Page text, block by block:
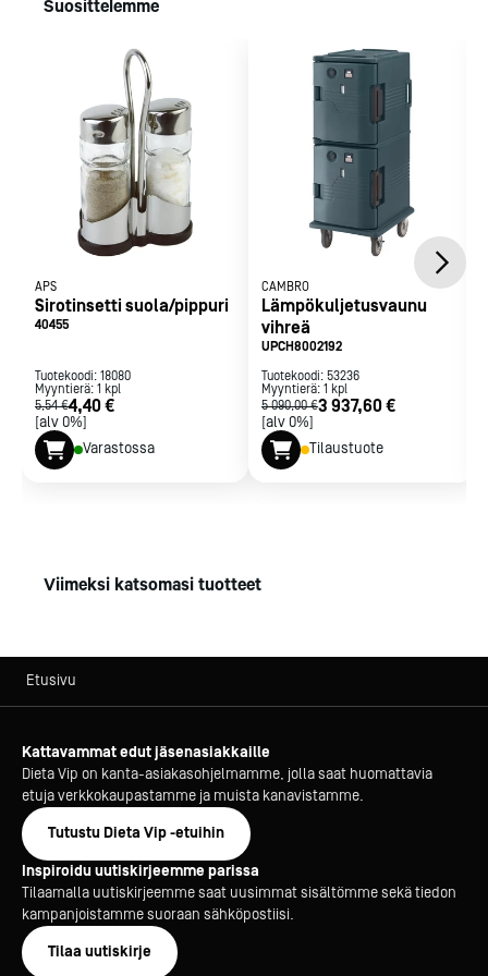
Kammion sisälämpötila 65-74 C°
Pyörät 127 mm, joista kaksi kääntyvää ja yksi lukittava
Johdeväli 2,5cm
Kapasiteetti
12 x GN 1/1-65 astiaa tai
8x GN 1/1-100 astiaa tai
6 x GN 1/1-150 astiaa tai
4 x GN 1/1-200 astiaa
Suosittelemme
APS
Sirotinsetti suola/pippuri
40455
Tuotekoodi: 18080
Myyntierä: 1 kpl
5,54 €4,40 €
[alv 0%]
Varastossa
CAMBRO
Lämpökuljetusvaunu
vihreä
UPCH8002192
Tuotekoodi: 53236
Myyntierä: 1 kpl
5 090,00 €3 937,60 €
[alv 0%]
Tilaustuote
Viimeksi katsomasi tuotteet
Etusivu
Kattavammat edut jäsenasiakkaille
Dieta Vip on kanta-asiakasohjelmamme, jolla saat huomattavia
etuja verkkokaupastamme ja muista kanavistamme.
Tutustu Dieta Vip -etuihin
Inspiroidu uutiskirjeemme parissa
Tilaamalla uutiskirjeemme saat uusimmat sisältömme sekä tiedon
kampanjoistamme suoraan sähköpostiisi.
Tilaa uutiskirje